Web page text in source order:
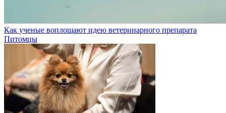
Как ученые воплощают идею ветеринарного препарата
Питомцы